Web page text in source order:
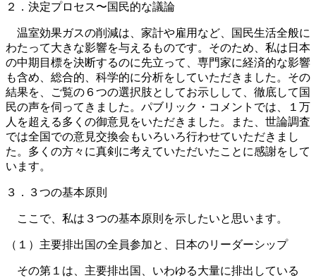
２．決定プロセス〜国民的な議論
温室効果ガスの削減は、家計や雇用など、国民生活全般に
わたって大きな影響を与えるものです。そのため、私は日本
の中期目標を決断するのに先立って、専門家に経済的な影響
も含め、総合的、科学的に分析をしていただきました。その
結果を、ご覧の６つの選択肢としてお示しして、徹底して国
民の声を伺ってきました。パブリック・コメントでは、１万
人を超える多くの御意見をいただきました。また、世論調査
では全国での意見交換会もいろいろ行わせていただきまし
た。多くの方々に真剣に考えていただいたことに感謝をして
います。
３．３つの基本原則
ここで、私は３つの基本原則を示したいと思います。
（１）主要排出国の全員参加と、日本のリーダーシップ
その第１は、主要排出国、いわゆる大量に排出している